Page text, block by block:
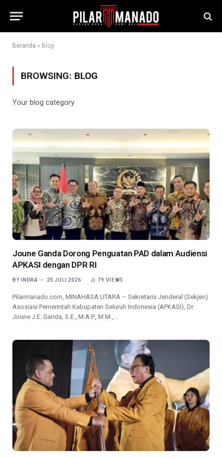
Beranda » Blog
BROWSING: BLOG
Your blog category
Joune Ganda Dorong Penguatan PAD dalam Audiensi
APKASI dengan DPR RI
BY INDRA 25 JULI 2026 79 VIEWS
Pilarmanado.com, MINAHASA UTARA – Sekretaris Jenderal (Sekjen)
Asosiasi Pemerintah Kabupaten Seluruh Indonesia (APKASI), Dr.
Joune J.E. Ganda, S.E., M.A.P., M.M.,…